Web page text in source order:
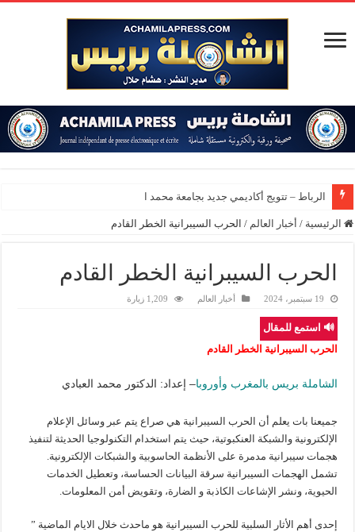
الرباط – تتويج أكاديمي جديد بجامعة محمد الخامس
الرئيسية / أخبار العالم / الحرب السيبرانية الخطر القادم
الحرب السيبرانية الخطر القادم
19 سبتمبر، 2024 أخبار العالم 1,209 زيارة
🔊 استمع للمقال
الحرب السيبرانية الخطر القادم
الشاملة بريس بالمغرب وأوروبا– إعداد: الدكتور محمد العبادي
جميعنا بات يعلم أن الحرب السيبرانية هي صراع يتم عبر وسائل الإعلام
الإلكترونية والشبكة العنكبوتية، حيث يتم استخدام التكنولوجيا الحديثة لتنفيذ
هجمات سيبرانية مدمرة على الأنظمة الحاسوبية والشبكات الإلكترونية.
تشمل الهجمات السيبرانية سرقة البيانات الحساسة، وتعطيل الخدمات
الحيوية، ونشر الإشاعات الكاذبة و الضارة، وتقويض أمن المعلومات.
إحدى أهم الأثار السلبية للحرب السيبرانية هو ماحدث خلال الايام الماضية ”